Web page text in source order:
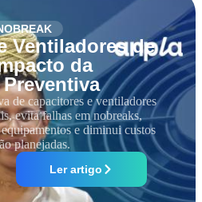
Ventiladores de
da
de capacitores e ventiladores
evita falhas em nobreaks,
e diminui custos
planejadas.
Ler artigo